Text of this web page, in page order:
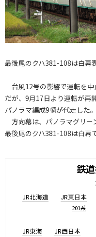
最後尾のクハ381-108は白幕
台風12号の影響で運転を中
だが、9月17日より運転が再
パノラマ編成9輌が代走した。
方向幕は、パノラマグリー
最後尾のクハ381-108は白幕
鉄
JR北海道 JR東日本
201系
JR東海 JR西日本